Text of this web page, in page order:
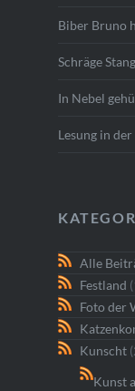
Biber Bruno
Schräge
In Nebel
Lesung in
Alle
Festland
Foto der
Kunscht
Kunst